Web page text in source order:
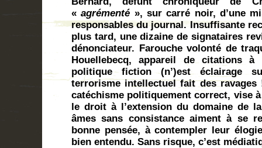
«agrémenté », sur carré noir, d’une
responsables du journal. Insuffisante
plus tard, une dizaine de signataires
dénonciateur. Farouche volonté de
Houellebecq, appareil de citations
politique fiction (n’)est éclairage
terrorisme intellectuel fait des
catéchisme politiquement correct, vise
le droit à l’extension du domaine de
âmes sans consistance aiment à se
bonne pensée, à contempler leur
bien entendu. Sans risque, c’est